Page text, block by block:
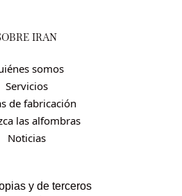
IRÁN
somos
Servicios
de fabricación
las alfombras
Noticias
y de terceros